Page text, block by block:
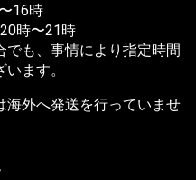
16時
時〜21時
でも、事情により指定時間
ます。
海外へ発送を行っていませ